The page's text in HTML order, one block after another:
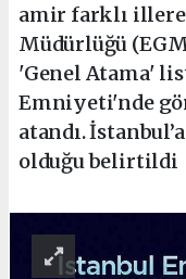
amir farklı illere
Müdürlüğü
'Genel Atama'
Emniyeti'nde
atandı.
olduğu belirtildi